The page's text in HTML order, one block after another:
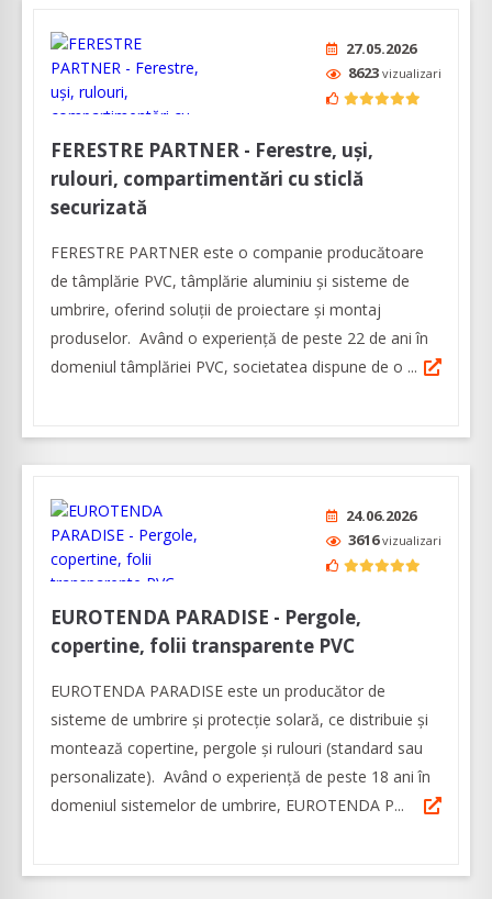
27.05.2026
8623 vizualizari
FERESTRE PARTNER - Ferestre, uși,
rulouri, compartimentări cu sticlă
securizată
FERESTRE PARTNER este o companie producătoare
de tâmplărie PVC, tâmplărie aluminiu și sisteme de
umbrire, oferind soluții de proiectare și montaj
produselor. Având o experiență de peste 22 de ani în
domeniul tâmplăriei PVC, societatea dispune de o ...
24.06.2026
3616vizualizari
EUROTENDA PARADISE - Pergole,
copertine, folii transparente PVC
EUROTENDA PARADISE este un producător de
sisteme de umbrire și protecție solară, ce distribuie și
montează copertine, pergole și rulouri (standard sau
personalizate). Având o experiență de peste 18 ani în
domeniul sistemelor de umbrire, EUROTENDA P...